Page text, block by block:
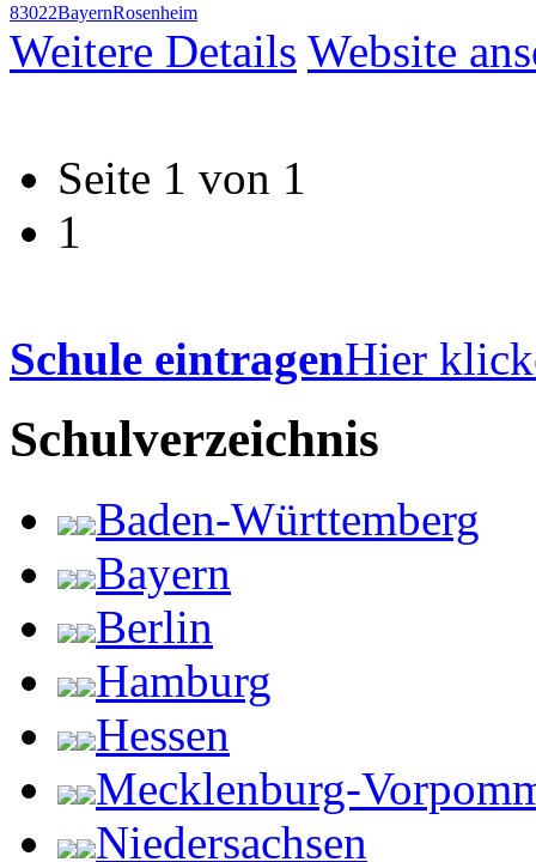
83022BayernRosenheim
Weitere Details Website
Seite 1 von 1
1
Schule eintragenHier
Schulverzeichnis
Baden-Württemberg
Bayern
Berlin
Hamburg
Hessen
Mecklenburg-
Niedersachsen